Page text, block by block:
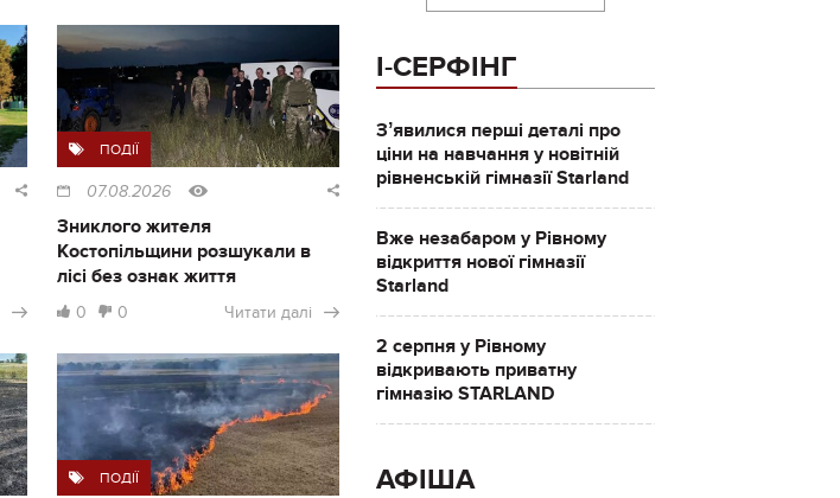
ПОДІЇ
07.08.2026
Зниклого жителя
Костопільщини розшукали в
лісі без ознак життя
0 0 Читати далі
ПОДІЇ
І-СЕРФІНГ
Зʼявилися перші деталі про
ціни на навчання у новітній
рівненській гімназії Starland
Вже незабаром у Рівному
відкриття нової гімназії
Starland
2 серпня у Рівному
відкривають приватну
гімназію STARLAND
АФІША